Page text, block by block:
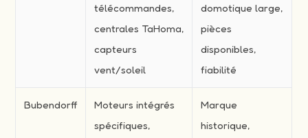
télécommandes,
centrales TaHoma,
capteurs
vent/soleil
domotique large,
pièces
disponibles,
fiabilité
Bubendorff
Moteurs intégrés
spécifiques,
Marque
historique,